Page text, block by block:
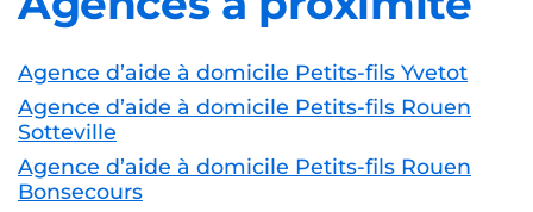
Agence d’aide à domicile Petits-fils Yvetot
Agence d’aide à domicile Petits-fils Rouen
Sotteville
Agence d’aide à domicile Petits-fils Rouen
Bonsecours